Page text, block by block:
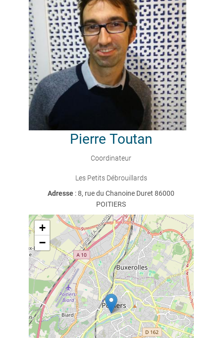
Pierre Toutan
Coordinateur
Les Petits Débrouillards
Adresse : 8, rue du Chanoine Duret 86000
POITIERS
+
−